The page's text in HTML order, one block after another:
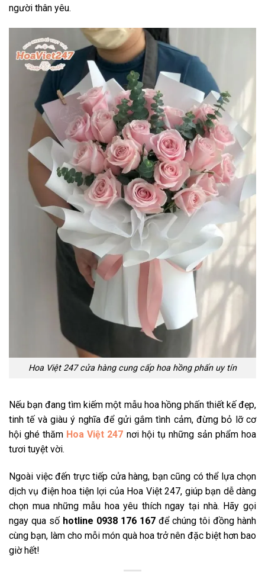
người thân yêu.
Hoa Việt 247 cửa hàng cung cấp hoa hồng phấn uy tín
Nếu bạn đang tìm kiếm một mẫu hoa hồng phấn thiết kế đẹp,
tinh tế và giàu ý nghĩa để gửi gắm tình cảm, đừng bỏ lỡ cơ
hội ghé thăm Hoa Việt 247 nơi hội tụ những sản phẩm hoa
tươi tuyệt vời.
Ngoài việc đến trực tiếp cửa hàng, bạn cũng có thể lựa chọn
dịch vụ điện hoa tiện lợi của Hoa Việt 247, giúp bạn dễ dàng
chọn mua những mẫu hoa yêu thích ngay tại nhà. Hãy gọi
ngay qua số hotline 0938 176 167 để chúng tôi đồng hành
cùng bạn, làm cho mỗi món quà hoa trở nên đặc biệt hơn bao
giờ hết!